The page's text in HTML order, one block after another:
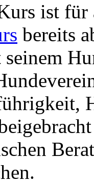
ist für
bereits